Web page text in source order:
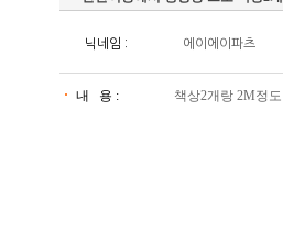
닉네임 : 에이에이파츠
내 용 : 책상2개랑 2M정